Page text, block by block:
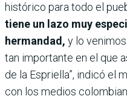
histórico para todo el
tiene un lazo muy
hermandad, y lo
tan importante en el que
de la Espriella”, indicó el
con los medios